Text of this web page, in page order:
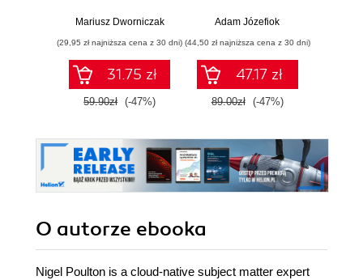
chmurową oraz
wykorzystaniem
Dockera
Mariusz Dworniczak
(29,95 zł najniższa cena z 30 dni)
31.75 zł
59.90zł (-47%)
Adam Józefiok
(44,50 zł najniższa cena z 30 dni)
47.17 zł
89.00zł (-47%)
O autorze ebooka
Nigel Poulton is a cloud-native subject matter expert